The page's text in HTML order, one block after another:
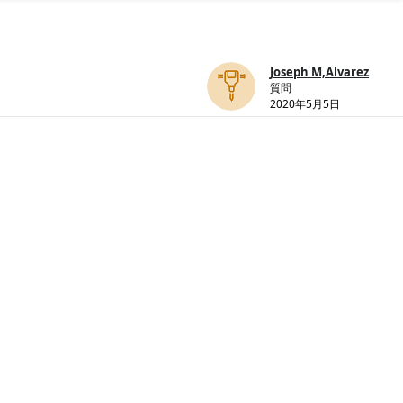
Joseph M,Alvarez
質問
2020年5月5日